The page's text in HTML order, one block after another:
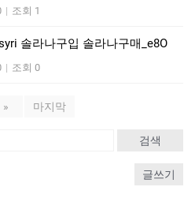
| 조회 1
솔라나구입 솔라나구매_e8O
| 조회 0
» 마지막
검색
글쓰기